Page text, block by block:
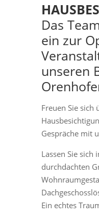
Das
ein zur
unseren
Freuen Sie sich
Gespräche mit
Lassen Sie
durchdachten
Ein echtes